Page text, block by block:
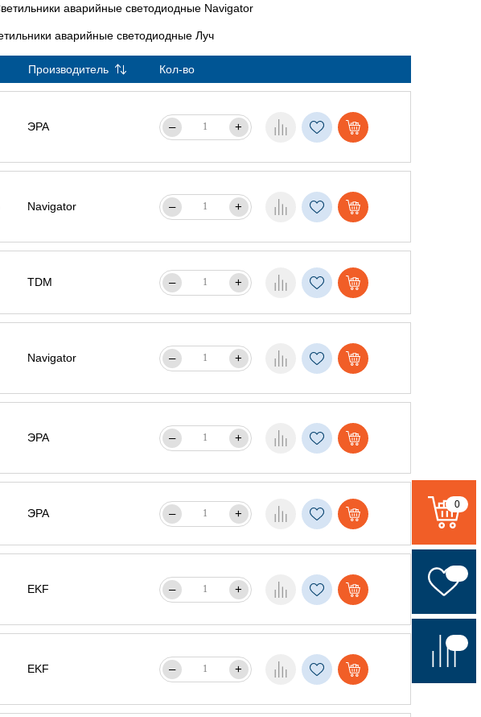
аварийные светодиодные Navigator
аварийные светодиодные Луч
Производитель Кол-во
ЭРА – +
Navigator – +
TDM – +
Navigator – +
ЭРА – +
ЭРА – +
EKF – +
EKF – +
0